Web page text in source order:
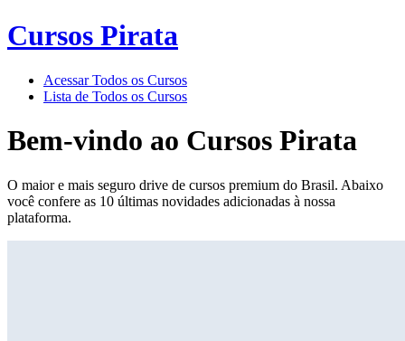
Cursos Pirata
Acessar Todos os Cursos
Lista de Todos os Cursos
Bem-vindo ao Cursos Pirata
O maior e mais seguro drive de cursos premium do Brasil. Abaixo
você confere as 10 últimas novidades adicionadas à nossa
plataforma.